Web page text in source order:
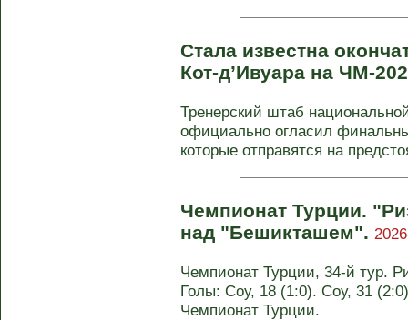
Стала известна
Кот-д’Ивуара на ЧМ-
Тренерский штаб
официально огласил
которые отправятся на
Чемпионат Турции.
над "Бешикташем".
Чемпионат Турции, 34-й тур.
Голы: Соу, 18 (1:0). Соу, 31
Чемпионат Турции.